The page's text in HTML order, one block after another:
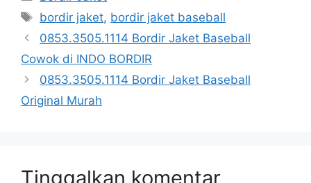
Tag
bordir jaket, bordir jaket baseball
0853.3505.1114 Bordir Jaket Baseball
Cowok di INDO BORDIR
0853.3505.1114 Bordir Jaket Baseball
Original Murah
Tinggalkan komentar